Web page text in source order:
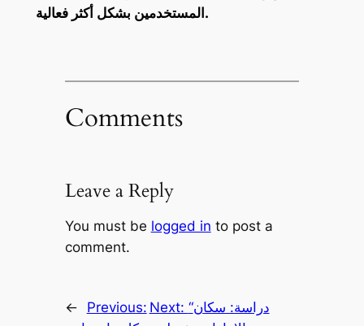
المستخدمين بشكل أكثر فعالية.
Comments
Leave a Reply
You must be logged in to post a
comment.
←
Previous: Next: “دراسة: سكان